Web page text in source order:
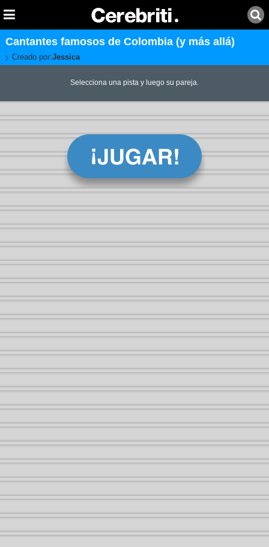
Cantantes famosos de Colombia (y más allá)
Creado por:Jessica
Selecciona una pista y luego su pareja.